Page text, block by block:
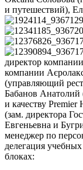
и путешествий),
директор
компании
(управляющий
Бабанов Анатолий
и качеству
(зам. директора
Евгеньевна и
менеджер по
делегация
блоках: